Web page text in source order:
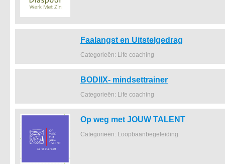
Faalangst en Uitstelgedrag
Categorieën: Life coaching
BODIIX- mindsettrainer
Categorieën: Life coaching
Op weg met JOUW TALENT
Categorieën: Loopbaanbegeleiding